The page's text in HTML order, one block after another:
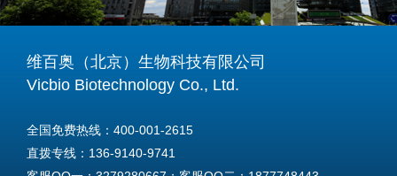
维百奥（北京）生物科技有限公司
Vicbio Biotechnology Co., Ltd.
全国免费热线：400-001-2615
直拨专线：136-9140-9741